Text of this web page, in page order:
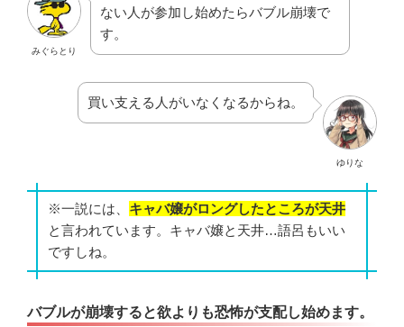
みぐらとり
ない人が参加し始めたらバブル崩壊で
す。
ゆりな
買い支える人がいなくなるからね。
※一説には、 キャバ嬢がロングしたところが天井
と言われています。キャバ嬢と天井…語呂もいい
ですしね。
バブルが崩壊すると欲よりも恐怖が支配し始めます。